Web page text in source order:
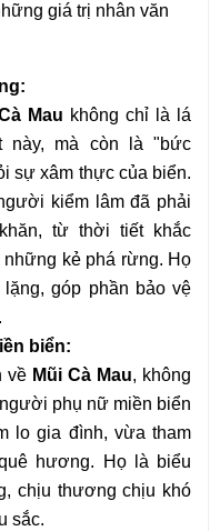
giá trị nhân văn
Mau không chỉ là lá
này, mà còn là "bức
sự xâm thực của biển.
kiểm lâm đã phải
từ thời tiết khắc
kẻ phá rừng. Họ
góp phần bảo vệ
biển:
về Mũi Cà Mau, không
phụ nữ miền biển
lo gia đình, vừa tham
hương. Họ là biểu
chịu thương chịu khó
sắc.